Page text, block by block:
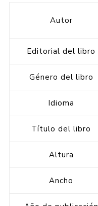
Autor
Editorial del libro
Género del libro
Idioma
Título del libro
Altura
Ancho